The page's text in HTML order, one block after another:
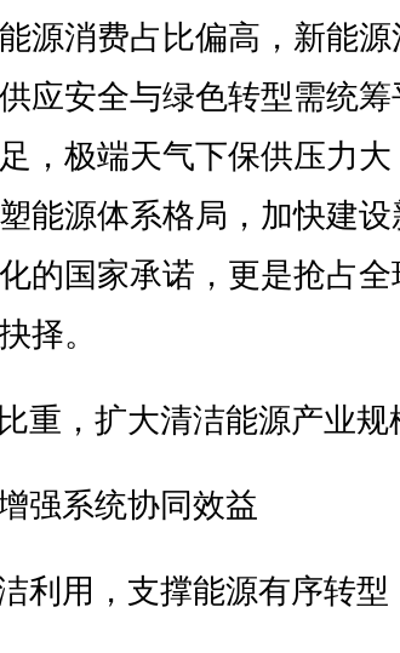
源消费占比偏高，新能
应安全与绿色转型需统
，极端天气下保供压力
能源体系格局，加快建
的国家承诺，更是抢占
择。
重，扩大清洁能源产业规
强系统协同效益
利用，支撑能源有序转型